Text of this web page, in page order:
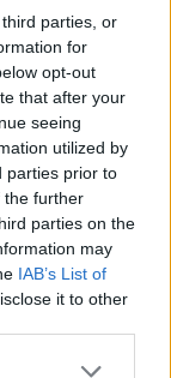
parties, or
for
opt-out
that after your
seeing
utilized by
parties prior to
the further
parties on the
may
IAB’s List of
it to other